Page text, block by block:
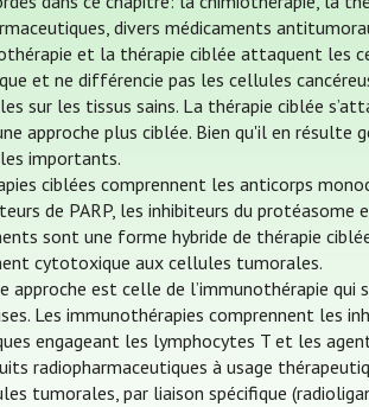
divers médicaments
et la thérapie ciblée attaquent les
et ne différencie pas les cellules
sur les tissus sains. La thérapie ciblée
approche plus ciblée. Bien qu'il en
importants.
ciblées comprennent les anticorps
de PARP, les inhibiteurs du
sont une forme hybride de thérapie
cytotoxique aux cellules tumorales.
approche est celle de l’immunothérapie
Les immunothérapies comprennent les
engageant les lymphocytes T et les
radiopharmaceutiques à usage
tumorales, par liaison spécifique